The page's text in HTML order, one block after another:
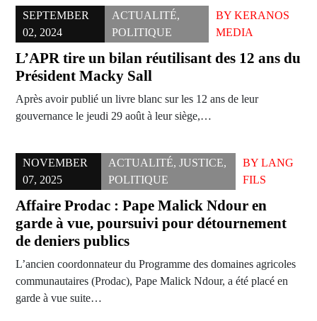
SEPTEMBER
02, 2024
ACTUALITÉ,
POLITIQUE
BYKERANOS
MEDIA
L’APR tire un bilan réutilisant des 12 ans du
Président Macky Sall
Après avoir publié un livre blanc sur les 12 ans de leur
gouvernance le jeudi 29 août à leur siège,…
NOVEMBER
07, 2025
ACTUALITÉ,JUSTICE,
POLITIQUE
BYLANG
FILS
Affaire Prodac : Pape Malick Ndour en
garde à vue, poursuivi pour détournement
de deniers publics
L’ancien coordonnateur du Programme des domaines agricoles
communautaires (Prodac), Pape Malick Ndour, a été placé en
garde à vue suite…